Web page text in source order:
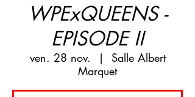
WPExQUEENS -
EPISODE II
ven. 28 nov.
  |
Salle Albert
Marquet